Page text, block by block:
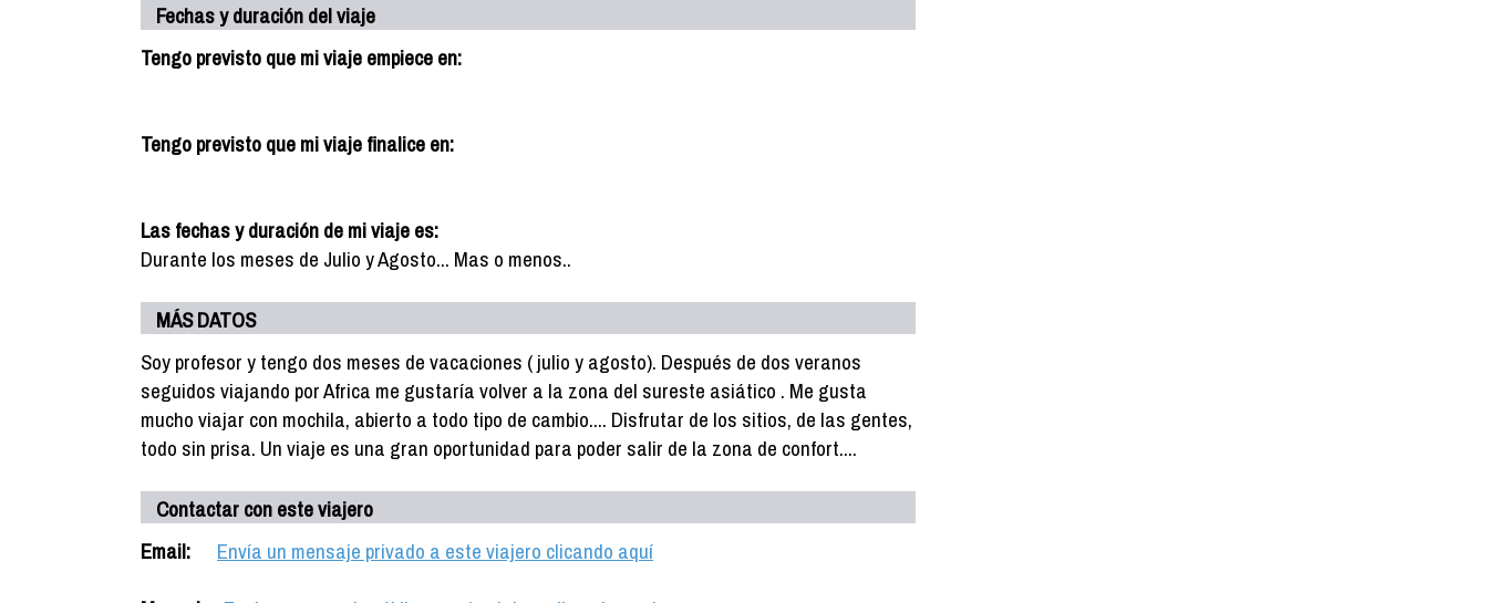
Fechas y duración del viaje
Tengo previsto que mi viaje empiece en:
Tengo previsto que mi viaje finalice en:
Las fechas y duración de mi viaje es:
Durante los meses de Julio y Agosto... Mas o menos..
MÁS DATOS
Soy profesor y tengo dos meses de vacaciones ( julio y agosto). Después de dos veranos
seguidos viajando por Africa me gustaría volver a la zona del sureste asiático . Me gusta
mucho viajar con mochila, abierto a todo tipo de cambio.... Disfrutar de los sitios, de las gentes,
todo sin prisa. Un viaje es una gran oportunidad para poder salir de la zona de confort....
Contactar con este viajero
Email:
Envía un mensaje privado a este viajero clicando aquí